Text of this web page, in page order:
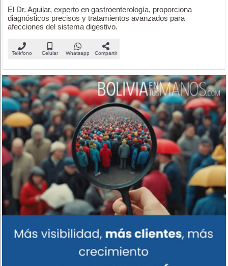
El Dr. Aguilar, experto en gastroenterología, proporciona
diagnósticos precisos y tratamientos avanzados para
afecciones del sistema digestivo.
Teléfono Celular Whatsapp Compartir